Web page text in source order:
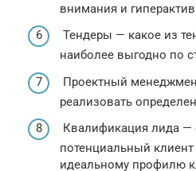
внимания и
Тендеры — какое из
наиболее выгодно по
Проектный
реализовать
Квалификация лида —
потенциальный клиент
идеальному профилю